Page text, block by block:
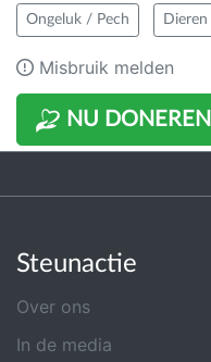
NU DONEREN
Ongeluk / Pech Dieren
Misbruik melden
Steunactie
Over ons
In de media